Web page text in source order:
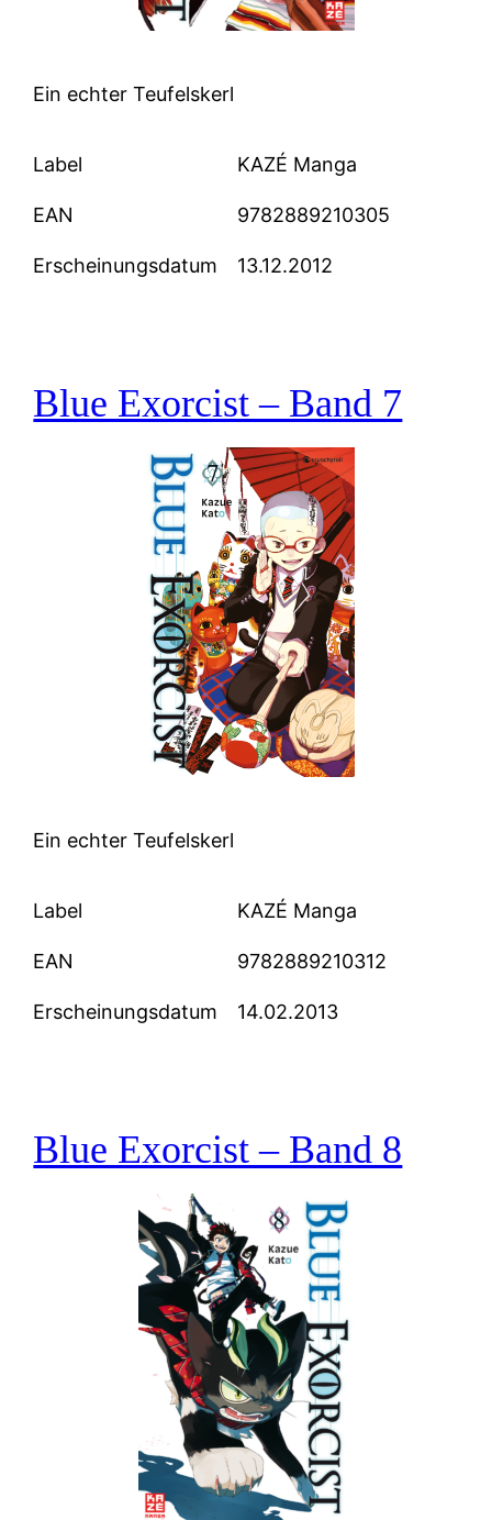
Ein echter Teufelskerl
Label KAZÉ Manga
EAN 9782889210305
Erscheinungsdatum 13.12.2012
Blue Exorcist – Band 7
Ein echter Teufelskerl
Label KAZÉ Manga
EAN 9782889210312
Erscheinungsdatum 14.02.2013
Blue Exorcist – Band 8